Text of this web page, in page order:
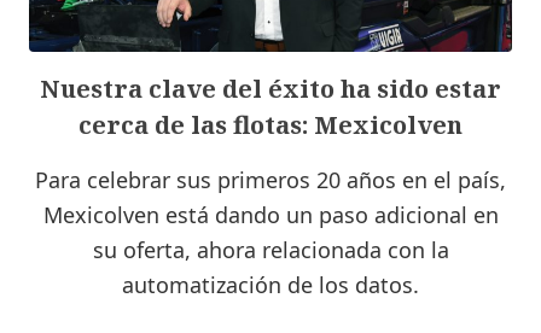
Nuestra clave del éxito ha sido estar
cerca de las flotas: Mexicolven
Para celebrar sus primeros 20 años en el país,
Mexicolven está dando un paso adicional en
su oferta, ahora relacionada con la
automatización de los datos.